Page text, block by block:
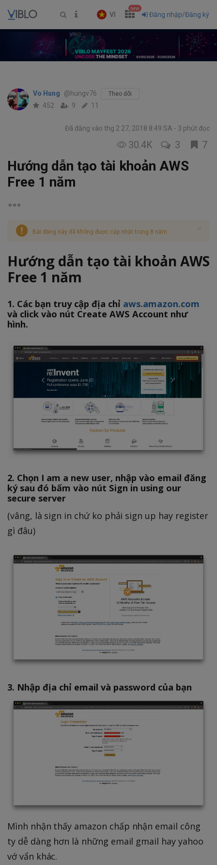
VI
new
Đăng nhập/Đăng ký
Vo Hung @hungv76 Theo dõi
452 9 11
Đã đăng vào thg 2 27, 2018 8:49 SA 3 phút đọc
30.4K 3 7
Hướng dẫn tạo tài khoản AWS
Free 1 năm
Bài đăng này đã không được cập nhật trong 8 năm
Hướng dẫn tạo tài khoản AWS
Free 1 năm
1. Các bạn truy cập địa chỉ aws.amazon.com
và click vào nút Create AWS Account như
hình.
2. Chọn I am a new user, nhập vào email đăng
ký sau đó bấm vào nút Sign in using our
secure server
(vâng, là sign in chứ ko phải sign up hay register
gì đâu)
3. Nhập địa chỉ email và password của bạn
Mình nhận thấy amazon chấp nhận email công
ty dễ dàng hơn là những email gmail hay yahoo
vớ vẩn khác.